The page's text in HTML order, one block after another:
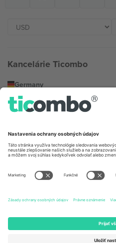
Kancelárie Ticombo
Germany
Unter den Linden 24, 10117
Berlin, Germany
United States
131 Continental Dr, Suite 305,
States
Bulgaria
Totleben 53-55, 1606 Sofia,
Bulgaria